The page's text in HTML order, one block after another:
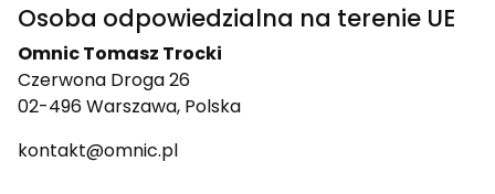
Osoba odpowiedzialna na terenie UE
Omnic Tomasz Trocki
Czerwona Droga 26
02-496 Warszawa, Polska
kontakt@omnic.pl